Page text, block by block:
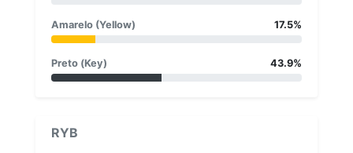
Amarelo (Yellow) 17.5%
Preto (Key) 43.9%
RYB